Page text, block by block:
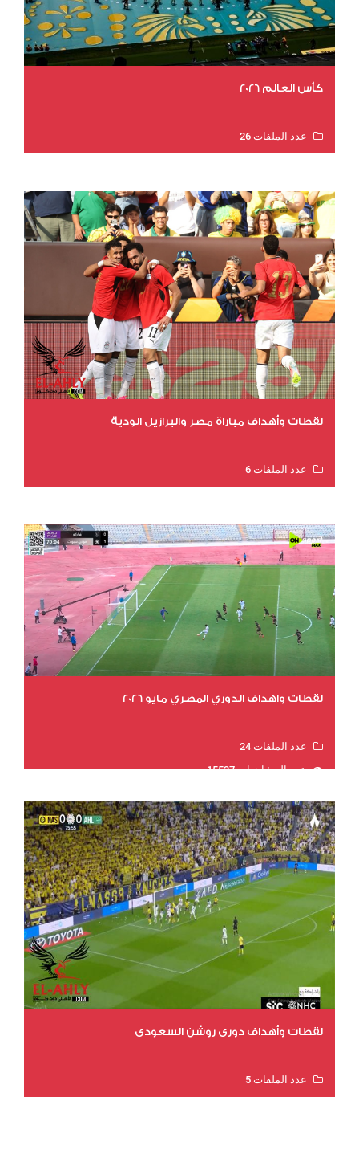
كأس العالم 2026
عدد الملفات 26
لقطات وأهداف مباراة مصر والبرازيل الودية
عدد الملفات 6
لقطات واهداف الدوري المصري مايو 2026
عدد الملفات 24
عدد المشاهدات 15537
لقطات وأهداف دوري روشن السعودي
عدد الملفات 5